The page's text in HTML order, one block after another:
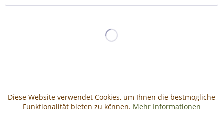
Informationen
Funktionale Aktiv
Diese Website verwendet Cookies, um Ihnen die bestmögliche
Funktionalität bieten zu können. Mehr Informationen